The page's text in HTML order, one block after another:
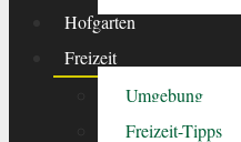
Hofgarten
Freizeit
Umgebung
Freizeit-Tipps